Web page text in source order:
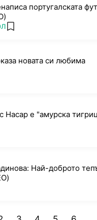
португалската
add favorites
новата си любима
Насар е "амурска
Най-доброто